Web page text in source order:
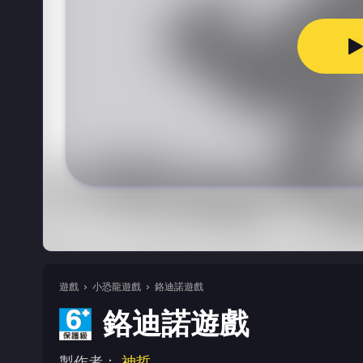
遊戲 小恐龍遊戲 鉻迪諾遊戲
鉻迪諾遊戲